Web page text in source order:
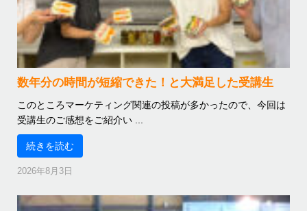
数年分の時間が短縮できた！と大満足した受講生
このところマーケティング関連の投稿が多かったので、今回は
受講生のご感想をご紹介い ...
続きを読む
2026年8月3日